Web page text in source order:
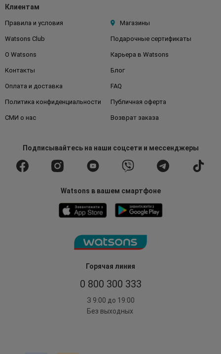
Горячая линия
0 800 300 333
З 9:00 до 19:00
Без выходных
Клиентам
Правила и условия Магазины
Watsons Club Подарочные сертификаты
О Watsons Карьера в Watsons
Контакты Блог
Оплата и доставка FAQ
Политика конфиденциальности Публичная оферта
СМИ о нас Возврат заказа
Подписывайтесьна наши соцсети и мессенджеры
Watsons в вашем смартфоне